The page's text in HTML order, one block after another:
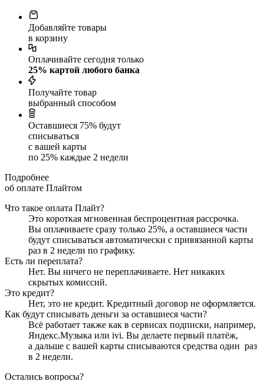
Добавляйте товары
в корзину
Оплачивайте сегодня только
25% картой любого банка
Получайте товар
выбранный способом
Оставшиеся 75% будут
списываться
с вашей карты
по 25% каждые 2 недели
Подробнее
об оплате Плайтом
Что такое оплата Плайт?
Это короткая мгновенная беспроцентная рассрочка.
Вы оплачиваете сразу только 25%, а оставшиеся части
будут списываться автоматически с привязанной карты
раз в 2 недели по графику.
Есть ли переплата?
Нет. Вы ничего не переплачиваете. Нет никаких
скрытых комиссий.
Это кредит?
Нет, это не кредит. Кредитный договор не оформляется.
Как будут списывать деньги за оставшиеся части?
Всё работает также как в сервисах подписки, например,
Яндекс.Музыка или ivi. Вы делаете первый платёж,
а дальше с вашей карты списываются средства один раз
в 2 недели.
Остались вопросы?